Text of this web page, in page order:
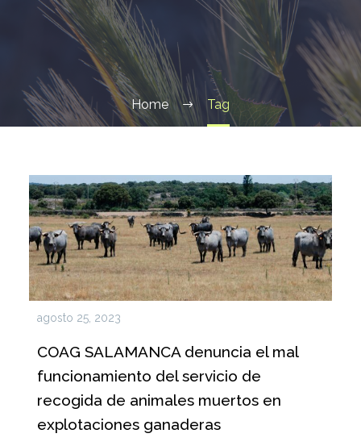
Home Tag
agosto 25, 2023
COAG SALAMANCA denuncia el mal
funcionamiento del servicio de
recogida de animales muertos en
explotaciones ganaderas